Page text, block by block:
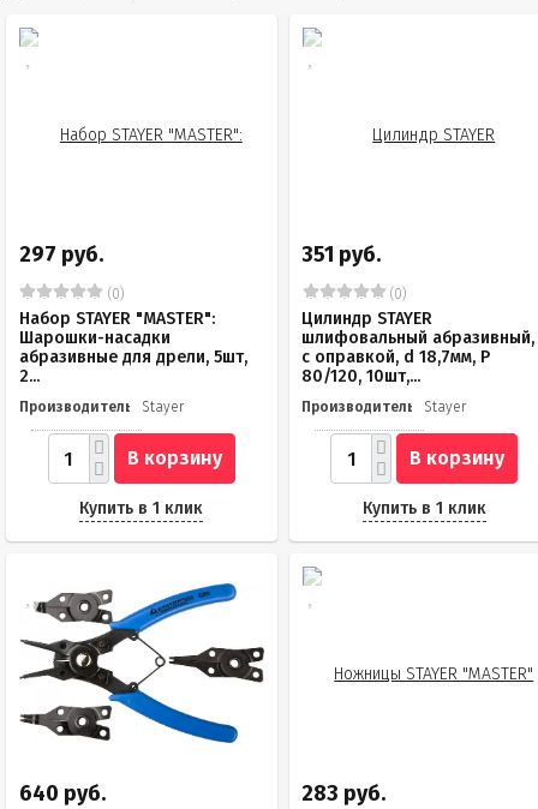
297 руб.
(0)
Набор STAYER "MASTER":
Шарошки-насадки
абразивные для дрели, 5шт,
2...
Производитель Stayer
В корзину
Купить в 1 клик
351 руб.
(0)
Цилиндр STAYER
шлифовальный абразивный,
с оправкой, d 18,7мм, Р
80/120, 10шт,...
Производитель Stayer
В корзину
Купить в 1 клик
640 руб. 283 руб.